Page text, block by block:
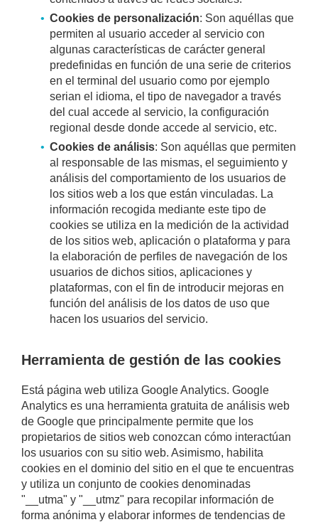
Cookies de personalización: Son aquéllas que
permiten al usuario acceder al servicio con
algunas características de carácter general
predefinidas en función de una serie de criterios
en el terminal del usuario como por ejemplo
serian el idioma, el tipo de navegador a través
del cual accede al servicio, la configuración
regional desde donde accede al servicio, etc.
Cookies de análisis: Son aquéllas que permiten
al responsable de las mismas, el seguimiento y
análisis del comportamiento de los usuarios de
los sitios web a los que están vinculadas. La
información recogida mediante este tipo de
cookies se utiliza en la medición de la actividad
de los sitios web, aplicación o plataforma y para
la elaboración de perfiles de navegación de los
usuarios de dichos sitios, aplicaciones y
plataformas, con el fin de introducir mejoras en
función del análisis de los datos de uso que
hacen los usuarios del servicio.
Herramienta de gestión de las cookies
Está página web utiliza Google Analytics. Google
Analytics es una herramienta gratuita de análisis web
de Google que principalmente permite que los
propietarios de sitios web conozcan cómo interactúan
los usuarios con su sitio web. Asimismo, habilita
cookies en el dominio del sitio en el que te encuentras
y utiliza un conjunto de cookies denominadas
"__utma" y "__utmz" para recopilar información de
forma anónima y elaborar informes de tendencias de